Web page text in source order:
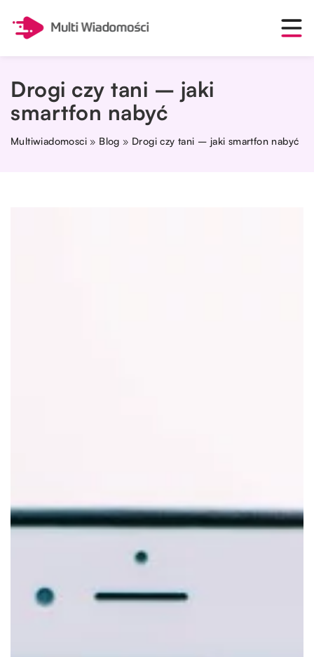
Drogi czy tani – jaki
smartfon nabyć
Multiwiadomosci » Blog » Drogi czy tani – jaki smartfon nabyć